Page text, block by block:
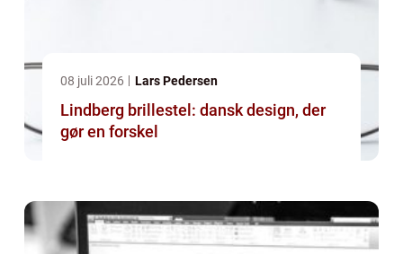
08 juli 2026 Lars Pedersen
Lindberg brillestel: dansk design, der
gør en forskel